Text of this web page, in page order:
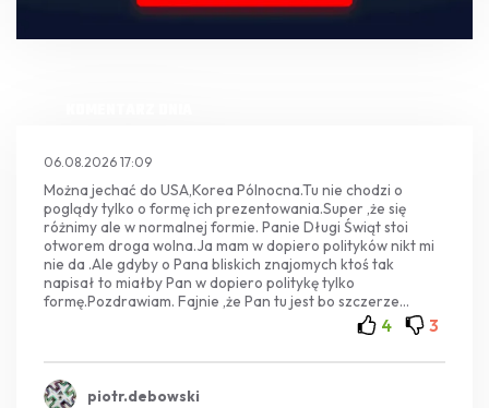
06.08.2026 17:09
Można jechać do USA,Korea Pólnocna.Tu nie chodzi o
poglądy tylko o formę ich prezentowania.Super ,że się
różnimy ale w normalnej formie. Panie Długi Świąt stoi
otworem droga wolna.Ja mam w dopiero polityków nikt mi
nie da .Ale gdyby o Pana bliskich znajomych ktoś tak
napisał to miałby Pan w dopiero politykę tylko
formę.Pozdrawiam. Fajnie ,że Pan tu jest bo szczerze
czasami Pana analizy sa naprawdę w pełni profesjonalne
.Poważnie ,z drugiej strony części Pana wypowiedzi nie da
się czytać. Ja nie piszę anonimowo tak więc pełna
szczrosć:)
4 3
piotr.debowski